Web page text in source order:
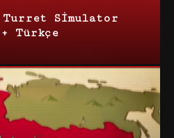
Turret Simulator
Türkçe